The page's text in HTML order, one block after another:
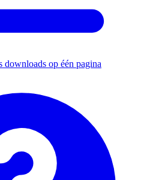
downloads op één pagina